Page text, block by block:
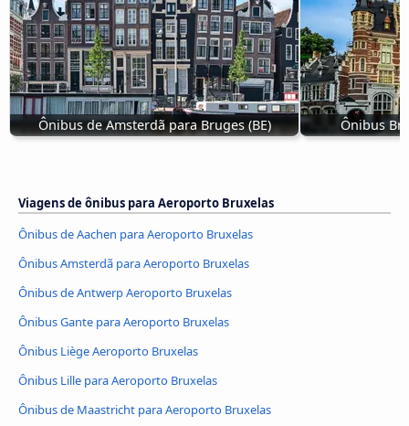
Ônibus de Amsterdã para Bruges (BE) Ônibus
Viagens de ônibus para Aeroporto Bruxelas
Ônibus de Aachen para Aeroporto Bruxelas
Ônibus Amsterdã para Aeroporto Bruxelas
Ônibus de Antwerp Aeroporto Bruxelas
Ônibus Gante para Aeroporto Bruxelas
Ônibus Liège Aeroporto Bruxelas
Ônibus Lille para Aeroporto Bruxelas
Ônibus de Maastricht para Aeroporto Bruxelas